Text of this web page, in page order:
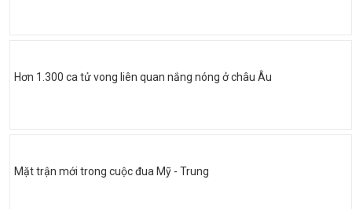
Hơn 1.300 ca tử vong liên quan nắng nóng ở châu Âu
Mặt trận mới trong cuộc đua Mỹ - Trung